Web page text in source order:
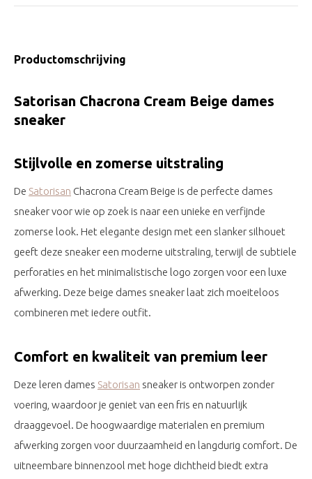
Productomschrijving
Satorisan Chacrona Cream Beige dames
sneaker
Stijlvolle en zomerse uitstraling
De Satorisan Chacrona Cream Beige is de perfecte dames
sneaker voor wie op zoek is naar een unieke en verfijnde
zomerse look. Het elegante design met een slanker silhouet
geeft deze sneaker een moderne uitstraling, terwijl de subtiele
perforaties en het minimalistische logo zorgen voor een luxe
afwerking. Deze beige dames sneaker laat zich moeiteloos
combineren met iedere outfit.
Comfort en kwaliteit van premium leer
Deze leren dames Satorisan sneaker is ontworpen zonder
voering, waardoor je geniet van een fris en natuurlijk
draaggevoel. De hoogwaardige materialen en premium
afwerking zorgen voor duurzaamheid en langdurig comfort. De
uitneembare binnenzool met hoge dichtheid biedt extra